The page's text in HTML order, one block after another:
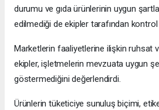
durumu ve gıda ürünlerinin uygun
edilmediği de ekipler tarafından kontrol
Marketlerin faaliyetlerine ilişkin ruhsat
ekipler, işletmelerin mevzuata uygun
göstermediğini değerlendirdi.
Ürünlerin tüketiciye sunuluş biçimi,